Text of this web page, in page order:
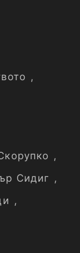
,
,
Сидиг ,
,